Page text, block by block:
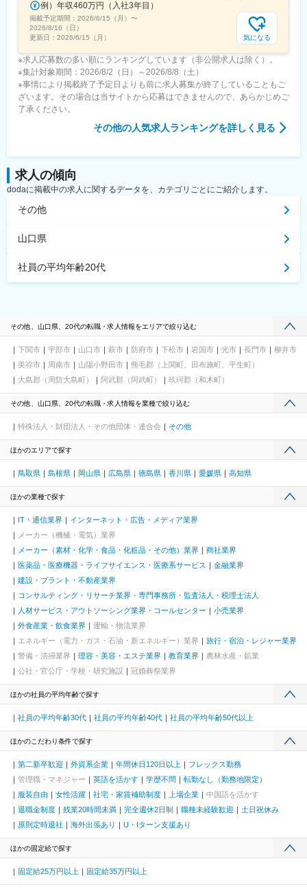
例）年収460万円（入社3年目）
掲載予定期間： 2026/6/15（月） 〜
2026/8/16（日）
更新日： 2026/6/15（月） 気になる
※求人応募数の多い順にランキングしています（非公開求人は除く）。
※集計対象期間：2026/8/2（日）～2026/8/8（土）
※事情により掲載終了予定日よりも前に求人募集が終了していることもご
ざいます。その場合は当サイトから応募はできませんので、あらかじめご
了承ください。
その他の人気求人ランキングを詳しく見る
求人の傾向
dodaに掲載中の求人に関するデータを、カテゴリごとにご紹介します。
その他
山口県
社員の平均年齢20代
その他、山口県、20代の転職・求人情報をエリアで絞り込む
下関市 宇部市 山口市 萩市 防府市 下松市 岩国市 光市 長門市
柳井市
美祢市
周南市 山陽小野田市
熊毛郡（上関町、田布施町、平生町）
大島郡（周防大島町）
阿武郡（阿武町） 玖珂郡（和木町）
その他、山口県、20代の転職・求人情報を業種で絞り込む
特殊法人・財団法人・その他団体・連合会 その他
ほかのエリアで探す
鳥取県 島根県 岡山県 広島県 徳島県 香川県 愛媛県 高知県
ほかの業種で探す
IT・通信業界
インターネット・広告・メディア業界
メーカー（機械・電気）業界
メーカー（素材・化学・食品・化粧品・その他）業界
商社業界
医薬品・医療機器・ライフサイエンス・医療系サービス
金融業界
建設・プラント・不動産業界
コンサルティング・リサーチ業界・専門事務所・監査法人・税理士法人
人材サービス・アウトソーシング業界・コールセンター
小売業界
外食産業・飲食業界
運輸・物流業界
エネルギー（電力・ガス・石油・新エネルギー）業界
旅行・宿泊・レジャー業界
警備・清掃業界
理容・美容・エステ業界 教育業界
農林水産・鉱業
公社・官公庁・学校・研究施設
冠婚葬祭業界
ほかの社員の平均年齢で探す
社員の平均年齢30代 社員の平均年齢40代 社員の平均年齢50代以上
ほかのこだわり条件で探す
第二新卒歓迎 外資系企業 年間休日120日以上
フレックス勤務
管理職・マネジャー
英語を活かす 学歴不問
転勤なし（勤務地限定）
服装自由
女性活躍 社宅・家賃補助制度 上場企業
中国語を活かす
退職金制度
残業20時間未満 完全週休2日制 職種未経験歓迎
土日祝休み
原則定時退社
海外出張あり U・Iターン支援あり
ほかの固定給で探す
固定給25万円以上 固定給35万円以上